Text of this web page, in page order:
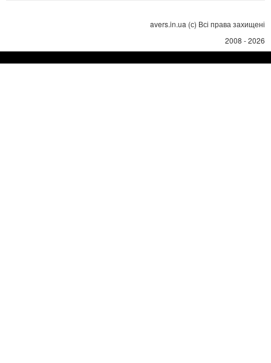
avers.in.ua (с) Всі права захищені
2008 - 2026